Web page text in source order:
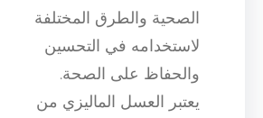
الصحية والطرق المختلفة
لاستخدامه في التحسين
والحفاظ على الصحة.
يعتبر العسل الماليزي من